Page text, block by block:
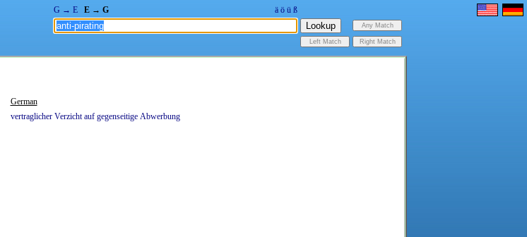
G → E E → G ä ö ü ß
German
vertraglicher Verzicht auf gegenseitige Abwerbung